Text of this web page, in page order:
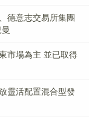
德意志交易所集團
市場為主 並已取得
靈活配置混合型發